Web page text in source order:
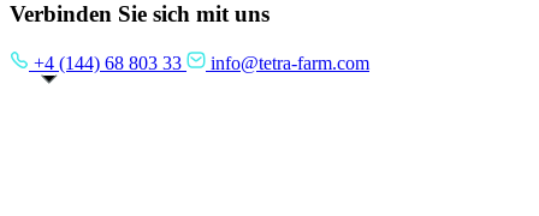
Verbinden Sie sich mit uns
+4 (144) 68 803 33 info@tetra-farm.com